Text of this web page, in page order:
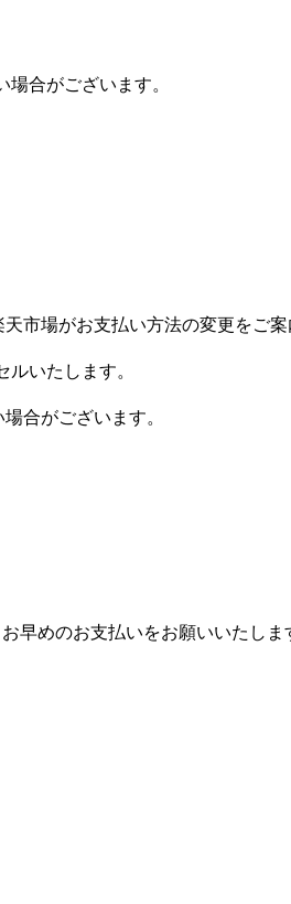
合がございます。
市場がお支払い方法の変更をご
いたします。
合がございます。
早めのお支払いをお願いいたしま